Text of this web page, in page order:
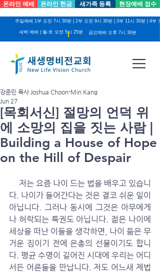
온라인 예배 온라인 헌금 새가족 등록 현장예배 접수
새벽 예배 | 월-토 오전 5시 25분
주일예배 1부 오전 7시 30분 | 2부 오전 9시 30분 | 3부 11시 30분 | 4부
금요예배 오후 7시 30분
[목회서신] 절망의 언덕 위
에 소망의 집을 짓는 사람 |
Building a House of Hope
on the Hill of Despair
강준민 목사 Joshua Choon-Min Kang
Jun 27
저는 요즘 나이 드는 법을 배우고 있습니
다. 나이가 들어간다는 것은 결코 쉬운 일이
아닙니다. 그러나 동시에 그것은 아무에게
나 허락되는 특권도 아닙니다. 젊은 나이에
세상을 떠난 이들을 생각하면, 나이 듦은 무
거운 짐이기 전에 은총의 선물이기도 합니
다. 평균 수명이 길어진 시대에 우리는 어디
서든 어른들을 만납니다. 저도 어느새 제법